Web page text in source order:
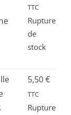
TTC
Rupture
de
stock
5,50€
TTC
Rupture